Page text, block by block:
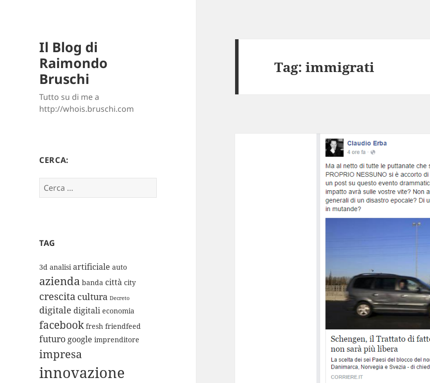
Il Blog di
Raimondo
Bruschi
Tutto su di me a
http://whois.bruschi.com
CERCA:
Ricerca
per:
TAG
3d analisi artificiale auto
azienda banda città city
crescita cultura Decreto
digitale digitali economia
facebook fresh friendfeed
futuro google imprenditore
impresa
innovazione
Tag:immigrati